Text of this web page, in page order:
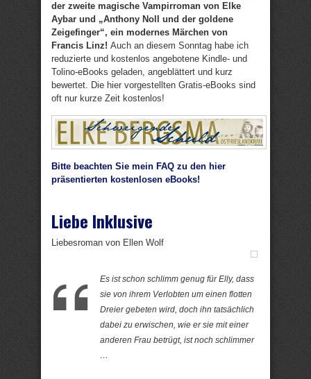
der zweite magische Vampirroman von Elke
Aybar und „Anthony Noll und der goldene
Zeigefinger“, ein modernes Märchen von
Francis Linz! Auch an diesem Sonntag habe ich
reduzierte und kostenlos angebotene Kindle- und
Tolino-eBooks geladen, angeblättert und kurz
bewertet. Die hier vorgestellten Gratis-eBooks sind
oft nur kurze Zeit kostenlos!
Bitte beachten Sie mein FAQ zu den hier
präsentierten kostenlosen eBooks!
Liebe Inklusive
Liebesroman von Ellen Wolf
Es ist schon schlimm genug für Elly, dass
sie von ihrem Verlobten um einen flotten
Dreier gebeten wird, doch ihn tatsächlich
dabei zu erwischen, wie er sie mit einer
anderen Frau betrügt, ist noch schlimmer
…